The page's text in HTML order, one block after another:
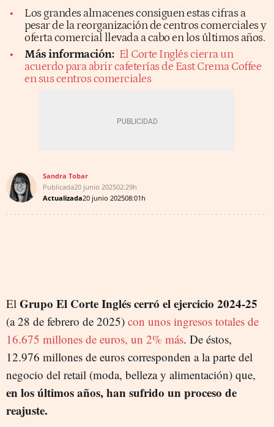
Los grandes almacenes consiguen estas cifras a
pesar de la reorganización de centros comerciales y
oferta comercial llevada a cabo en los últimos años.
Más información: El Corte Inglés cierra un
acuerdo para abrir cafeterías de East Crema Coffee
en sus centros comerciales
Sandra Tobar
Publicada20 junio 202502:29h
Actualizada20 junio 202508:01h
El Grupo El Corte Inglés cerró el ejercicio 2024-25
(a 28 de febrero de 2025) con unos ingresos totales de
16.675 millones de euros, un 2% más. De éstos,
12.976 millones de euros corresponden a la parte del
negocio del retail (moda, belleza y alimentación) que,
en los últimos años, han sufrido un proceso de
reajuste.